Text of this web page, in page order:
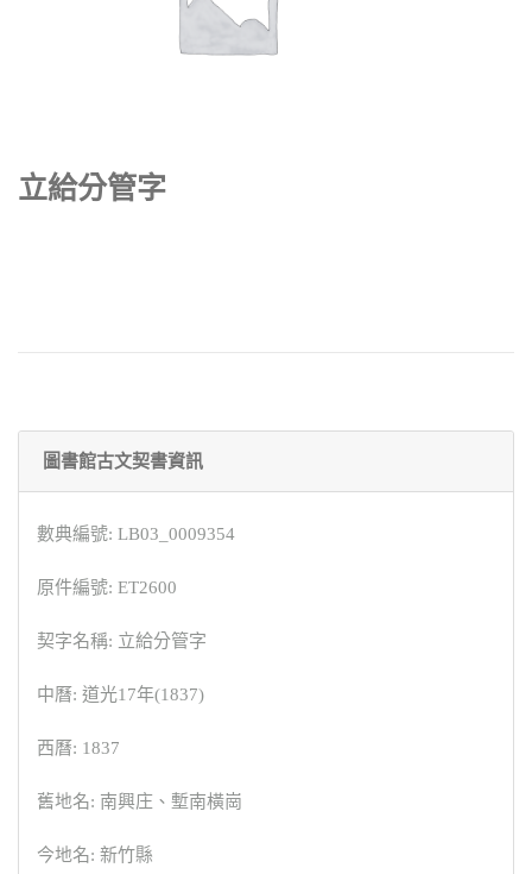
立給分管字
圖書館古文契書資訊
數典編號: LB03_0009354
原件編號: ET2600
契字名稱: 立給分管字
中曆: 道光17年(1837)
西曆: 1837
舊地名: 南興庄、塹南橫崗
今地名: 新竹縣